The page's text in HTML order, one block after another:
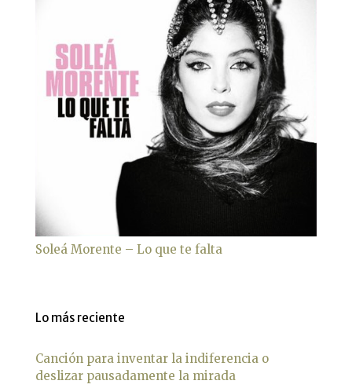
Soleá Morente – Lo que te falta
Lo más reciente
Canción para inventar la indiferencia o
deslizar pausadamente la mirada